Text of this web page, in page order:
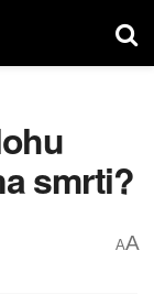
smrti?
AA